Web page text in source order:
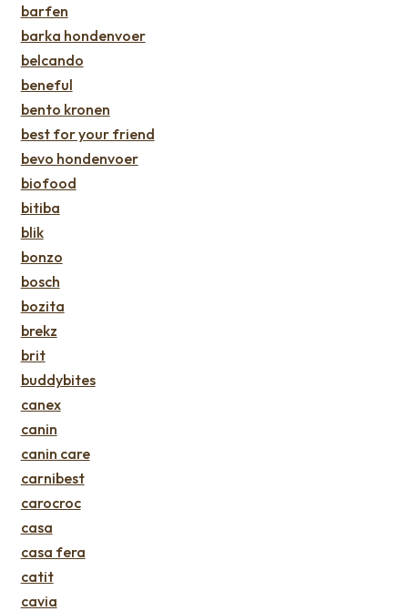
barfen
barka hondenvoer
belcando
beneful
bento kronen
best for your friend
bevo hondenvoer
biofood
bitiba
blik
bonzo
bosch
bozita
brekz
brit
buddybites
canex
canin
canin care
carnibest
carocroc
casa
casa fera
catit
cavia